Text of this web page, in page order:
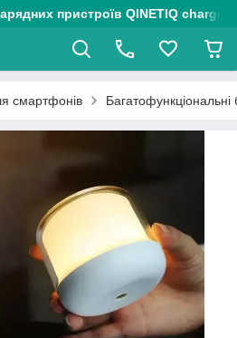
пристроїв QINETIQ chargers
смартфонів Багатофункціональні